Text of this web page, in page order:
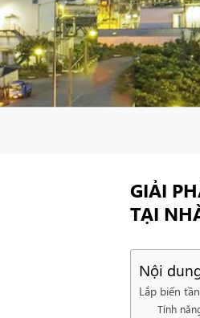
GIẢI
TẠI
Nội
Lắp biến
Tính